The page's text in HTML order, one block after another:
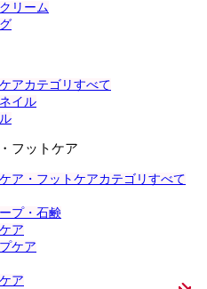
リーム
アカテゴリすべて
イル
フットケア
ア・フットケアカテゴリすべて
プ・石鹸
ア
ケア
ア